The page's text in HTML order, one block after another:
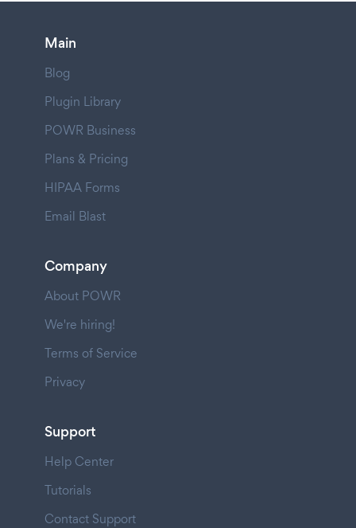
Main
Blog
Plugin Library
POWR Business
Plans & Pricing
HIPAA Forms
Email Blast
Company
About POWR
We're hiring!
Terms of Service
Privacy
Support
Help Center
Tutorials
Contact Support